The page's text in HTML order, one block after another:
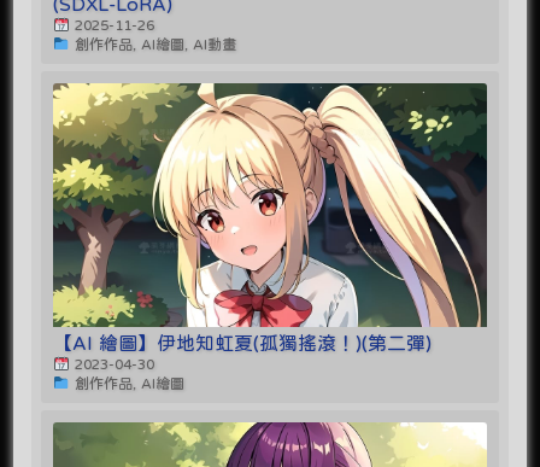
2025-11-26
創作作品, AI繪圖, AI動畫
【AI 繪圖】伊地知虹夏(孤獨搖滾！)(第二彈)
2023-04-30
創作作品, AI繪圖